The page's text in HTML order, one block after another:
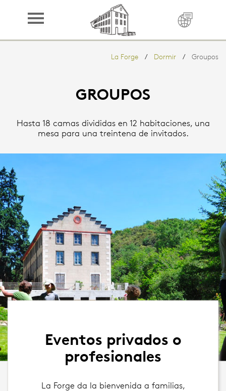
LA FORGE
Reservar
Región
Prensa
Créditos
Socios
La Forge Dormir Groupos
GROUPOS
Hasta 18 camas divididas en 12 habitaciones, una
mesa para una treintena de invitados.
Eventos privados o
profesionales
La Forge da la bienvenida a familias,